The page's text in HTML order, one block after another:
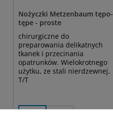
Nożyczki Metzenbaum tępo-
tępe - proste
chirurgiczne do
preparowania delikatnych
tkanek i przecinania
opatrunków. Wielokrotnego
użytku, ze stali nierdzewnej.
T/T
11,5 cm 14,5 cm